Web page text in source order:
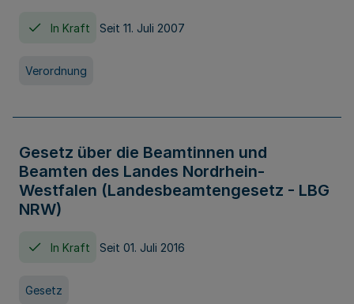
In Kraft Seit 11. Juli 2007
Verordnung
Gesetz über die Beamtinnen und
Beamten des Landes Nordrhein-
Westfalen (Landesbeamtengesetz - LBG
NRW)
In Kraft Seit 01. Juli 2016
Gesetz